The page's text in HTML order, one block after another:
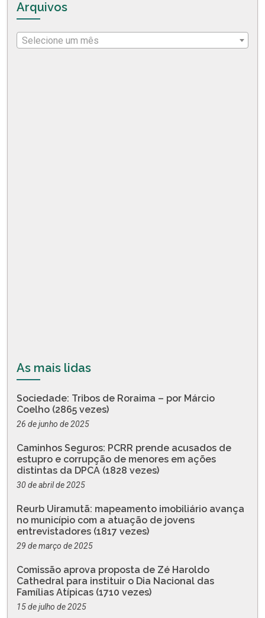
Arquivos
Selecione um mês
As mais lidas
Sociedade: Tribos de Roraima – por Márcio
Coelho (2865 vezes)
26 de junho de 2025
Caminhos Seguros: PCRR prende acusados de
estupro e corrupção de menores em ações
distintas da DPCA (1828 vezes)
30 de abril de 2025
Reurb Uiramutã: mapeamento imobiliário avança
no município com a atuação de jovens
entrevistadores (1817 vezes)
29 de março de 2025
Comissão aprova proposta de Zé Haroldo
Cathedral para instituir o Dia Nacional das
Famílias Atípicas (1710 vezes)
15 de julho de 2025